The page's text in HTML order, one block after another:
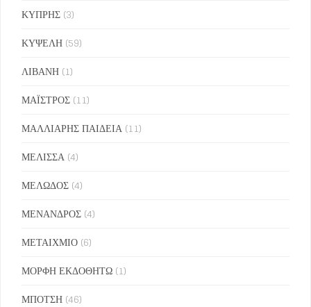
ΚΥΠΡΗΣ (3)
ΚΥΨΕΛΗ (59)
ΛΙΒΑΝΗ (1)
ΜΑΪΣΤΡΟΣ (11)
ΜΑΛΛΙΑΡΗΣ ΠΑΙΔΕΙΑ (11)
ΜΕΛΙΣΣΑ (4)
ΜΕΛΩΔΟΣ (4)
ΜΕΝΑΝΔΡΟΣ (4)
ΜΕΤΑΙΧΜΙΟ (6)
ΜΟΡΦΗ ΕΚΔΟΘΗΤΩ (1)
ΜΠΟΤΣΗ (46)